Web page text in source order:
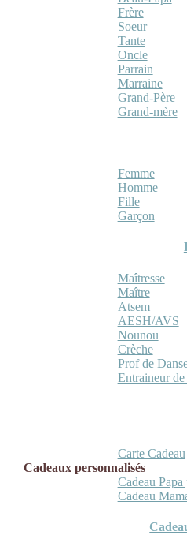
Frère
Soeur
Tante
Oncle
Parrain
Marraine
Grand-Père
Grand-mère
Femme
Homme
Fille
Garçon
Maîtresse
Maître
Atsem
AESH/AVS
Nounou
Crèche
Prof de
Entraineur
Carte Cadeau
Cadeaux personnalisés
Cadeau Papa
Cadeau